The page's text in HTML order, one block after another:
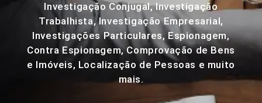
Investigação Conjugal, Investigação
Trabalhista, Investigação Empresarial,
Investigações Particulares, Espionagem,
Contra Espionagem, Comprovação de Bens
e Imóveis, Localização de Pessoas e muito
mais.